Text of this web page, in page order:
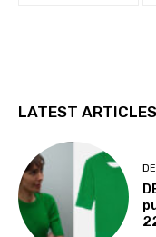
LATEST ARTICLES